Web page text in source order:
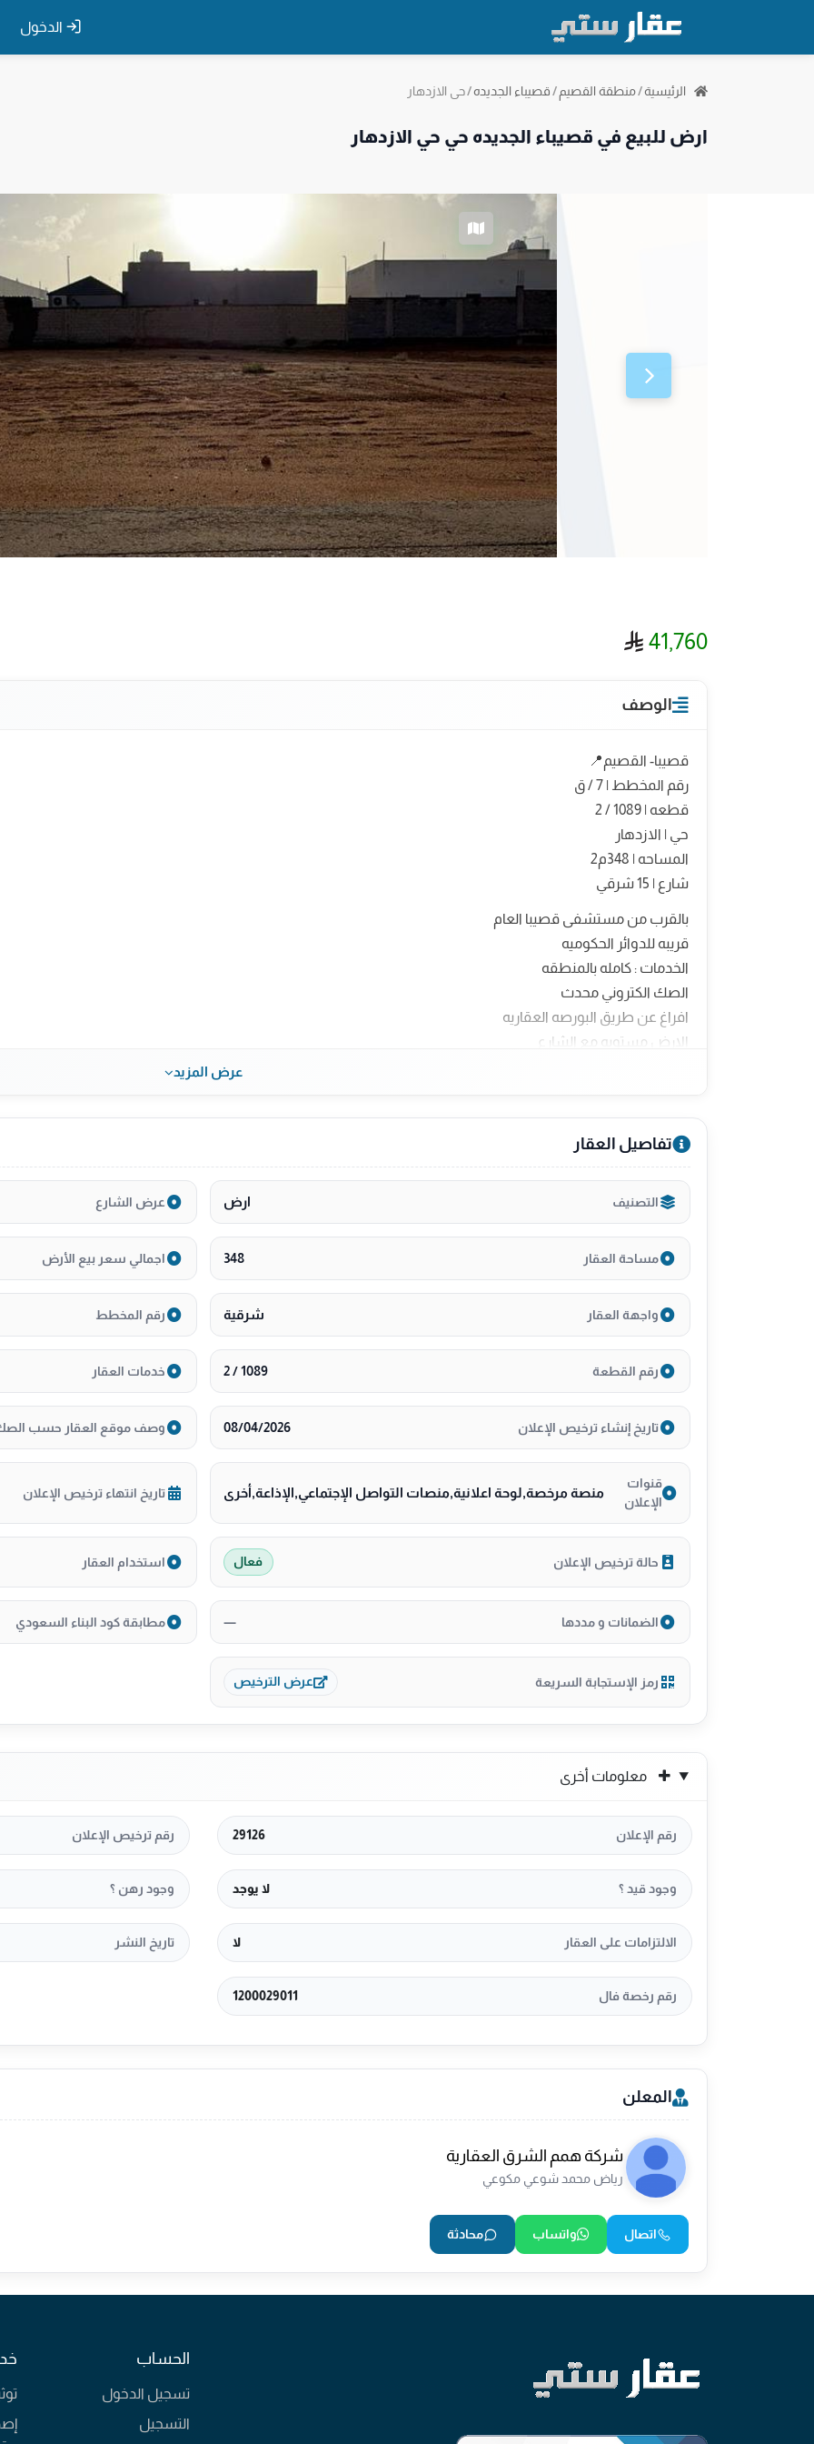
الدخول
الرئيسية/منطقة القصيم /قصيباء الجديده/حي الازدهار
ارض للبيع في قصيباء الجديده حي حي الازدهار
41,760
الوصف
قصيبا- القصيم📍
رقم المخطط | 7 / ق
قطعه | 1089 / 2
حي | الازدهار
المساحه | 348م2
شارع | 15 شرقي
بالقرب من مستشفى قصيبا العام
قريبه للدوائر الحكوميه
الخدمات : كامله بالمنطقه
الصك الكتروني محدث
افراغ عن طريق البورصه العقاريه
الارض مستويه مع الشارع
عرض المزيد
تفاصيل العقار
التصنيف ارض عرض الشارع
مساحة العقار 348 اجمالي سعر بيع الأرض
واجهة العقار شرقية رقم المخطط
رقم القطعة 1089 / 2 خدمات العقار
تاريخ إنشاء ترخيص الإعلان 08/04/2026 وصف موقع العقار حسب
قنوات
الإعلان
منصة مرخصة,لوحة اعلانية,منصات التواصل الإجتماعي,الإذاعة,أخرى تاريخ انتهاء ترخيص الإعلان
حالة ترخيص الإعلان فعال استخدام العقار
الضمانات و مددها — مطابقة كود البناء السعودي
رمز الإستجابة السريعة عرض الترخيص
معلومات أخرى
رقم الإعلان 29126 رقم ترخيص الإعلان
وجود قيد ؟ لا يوجد وجود رهن ؟
الالتزامات على العقار لا تاريخ النشر
رقم رخصة فال 1200029011
المعلن
شركة همم الشرق العقارية
رياض محمد شوعي مكوعي
اتصال واتساب محادثة
الحساب
تسجيل الدخول
التسجيل